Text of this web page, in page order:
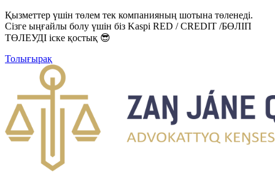
Қызметтер үшін төлем тек компанияның шотына төленеді.
Сізге ыңғайлы болу үшін біз Kaspi RED / CREDIT /БӨЛІП
ТӨЛЕУДІ іске қостық 😎
Толығырақ